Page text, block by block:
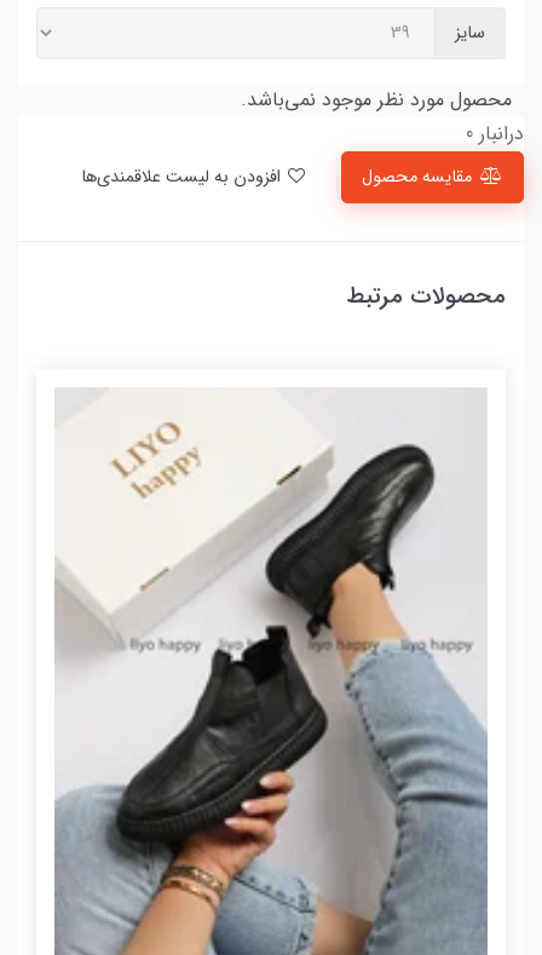
سایز
محصول مورد نظر موجود نمی‌باشد.
درانبار 0
مقایسه محصول
محصولات مرتبط